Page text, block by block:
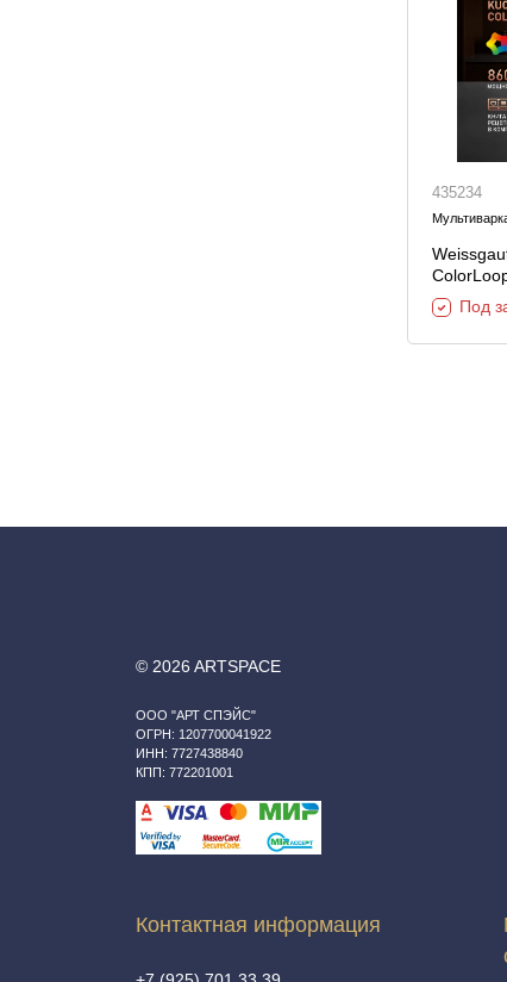
435234
Под
© 2026 ARTSPACE
ООО "АРТ СПЭЙС"
ОГРН: 1207700041922
ИНН: 7727438840
КПП: 772201001
Контактная информация